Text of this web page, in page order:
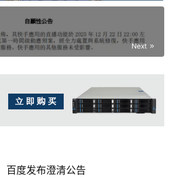
Next
百度发布澄清公告